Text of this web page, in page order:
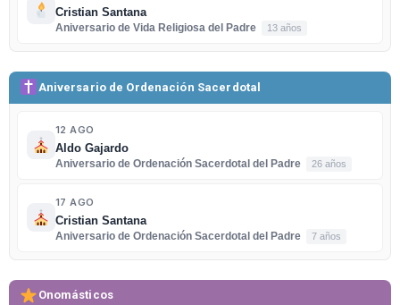
Cristian Santana
Aniversario de Vida Religiosa del Padre
13 años
Aniversario de Ordenación Sacerdotal
12 AGO
Aldo Gajardo
Aniversario de Ordenación Sacerdotal del Padre
26 años
17 AGO
Cristian Santana
Aniversario de Ordenación Sacerdotal del Padre
7 años
Onomásticos